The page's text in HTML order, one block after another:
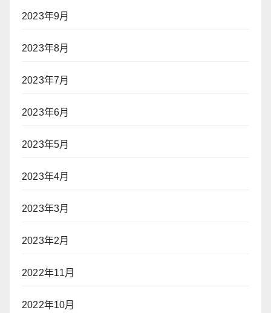
2023年9月
2023年8月
2023年7月
2023年6月
2023年5月
2023年4月
2023年3月
2023年2月
2022年11月
2022年10月